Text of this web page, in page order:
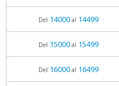
Del 14000al 14499
Del 15000al 15499
Del 16000al 16499